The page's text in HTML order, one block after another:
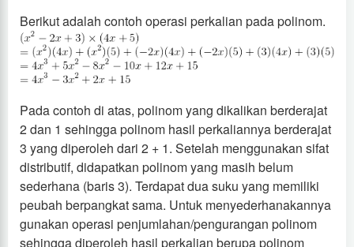
Berikut adalah contoh operasi perkalian pada polinom.
Pada contoh di atas, polinom yang dikalikan berderajat
2 dan 1 sehingga polinom hasil perkaliannya berderajat
3 yang diperoleh dari 2 + 1. Setelah menggunakan sifat
distributif, didapatkan polinom yang masih belum
sederhana (baris 3). Terdapat dua suku yang memiliki
peubah berpangkat sama. Untuk menyederhanakannya
gunakan operasi penjumlahan/pengurangan polinom
sehingga diperoleh hasil perkalian berupa polinom